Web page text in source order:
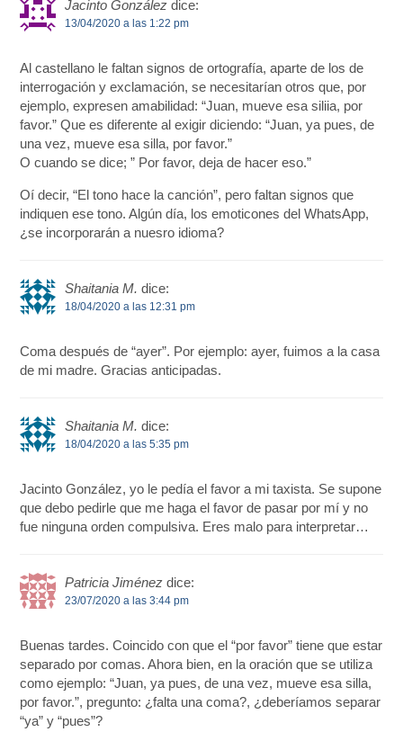
Jacinto González dice:
13/04/2020 a las 1:22 pm
Al castellano le faltan signos de ortografía, aparte de los de
interrogación y exclamación, se necesitarían otros que, por
ejemplo, expresen amabilidad: “Juan, mueve esa siliia, por
favor.” Que es diferente al exigir diciendo: “Juan, ya pues, de
una vez, mueve esa silla, por favor.”
O cuando se dice; ” Por favor, deja de hacer eso.”
Oí decir, “El tono hace la canción”, pero faltan signos que
indiquen ese tono. Algún día, los emoticones del WhatsApp,
¿se incorporarán a nuesro idioma?
Shaitania M. dice:
18/04/2020 a las 12:31 pm
Coma después de “ayer”. Por ejemplo: ayer, fuimos a la casa
de mi madre. Gracias anticipadas.
Shaitania M. dice:
18/04/2020 a las 5:35 pm
Jacinto González, yo le pedía el favor a mi taxista. Se supone
que debo pedirle que me haga el favor de pasar por mí y no
fue ninguna orden compulsiva. Eres malo para interpretar…
Patricia Jiménez dice:
23/07/2020 a las 3:44 pm
Buenas tardes. Coincido con que el “por favor” tiene que estar
separado por comas. Ahora bien, en la oración que se utiliza
como ejemplo: “Juan, ya pues, de una vez, mueve esa silla,
por favor.”, pregunto: ¿falta una coma?, ¿deberíamos separar
“ya” y “pues”?